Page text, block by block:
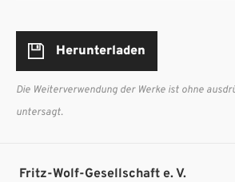
Herunterladen
Die Weiterverwendung der Werke ist ohne
untersagt.
Fritz-Wolf-Gesellschaft e. V.